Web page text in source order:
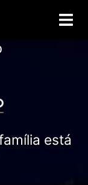
está